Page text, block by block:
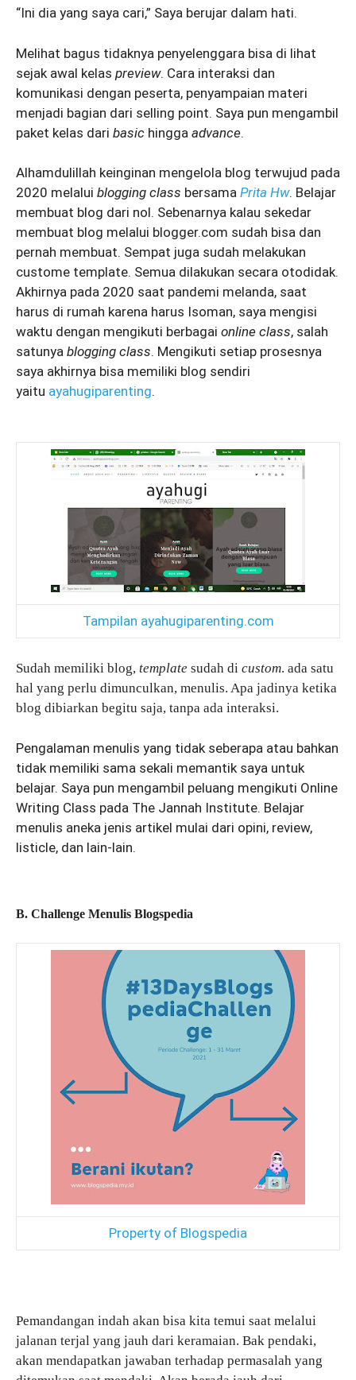
“Ini dia yang saya cari,” Saya berujar dalam hati.
Melihat bagus tidaknya penyelenggara bisa di lihat
sejak awal kelas preview. Cara interaksi dan
komunikasi dengan peserta, penyampaian materi
menjadi bagian dari selling point. Saya pun mengambil
paket kelas dari basic hingga advance.
Alhamdulillah keinginan mengelola blog terwujud pada
2020 melalui blogging class bersama Prita Hw. Belajar
membuat blog dari nol. Sebenarnya kalau sekedar
membuat blog melalui blogger.com sudah bisa dan
pernah membuat. Sempat juga sudah melakukan
custome template. Semua dilakukan secara otodidak.
Akhirnya pada 2020 saat pandemi melanda, saat
harus di rumah karena harus Isoman, saya mengisi
waktu dengan mengikuti berbagai online class, salah
satunya blogging class. Mengikuti setiap prosesnya
saya akhirnya bisa memiliki blog sendiri
yaitu ayahugiparenting.
Tampilan ayahugiparenting.com
Sudah memiliki blog, template sudah di custom. ada satu
hal yang perlu dimunculkan, menulis. Apa jadinya ketika
blog dibiarkan begitu saja, tanpa ada interaksi.
Pengalaman menulis yang tidak seberapa atau bahkan
tidak memiliki sama sekali memantik saya untuk
belajar. Saya pun mengambil peluang mengikuti Online
Writing Class pada The Jannah Institute. Belajar
menulis aneka jenis artikel mulai dari opini, review,
listicle, dan lain-lain.
B. Challenge Menulis Blogspedia
Property of Blogspedia
Pemandangan indah akan bisa kita temui saat melalui
jalanan terjal yang jauh dari keramaian. Bak pendaki,
akan mendapatkan jawaban terhadap permasalah yang